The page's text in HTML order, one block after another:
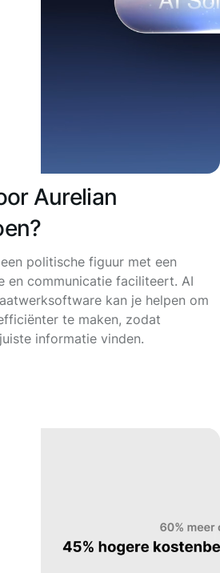
Aurelian
politische figuur met een
en communicatie faciliteert. AI
kan je helpen om
te maken, zodat
informatie vinden.